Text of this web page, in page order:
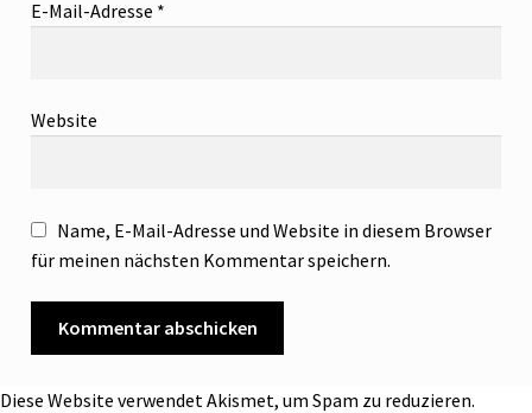
E-Mail-Adresse *
Website
Name, E-Mail-Adresse und Website in diesem Browser
für meinen nächsten Kommentar speichern.
Diese Website verwendet Akismet, um Spam zu reduzieren.